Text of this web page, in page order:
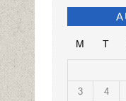
M T
3
4